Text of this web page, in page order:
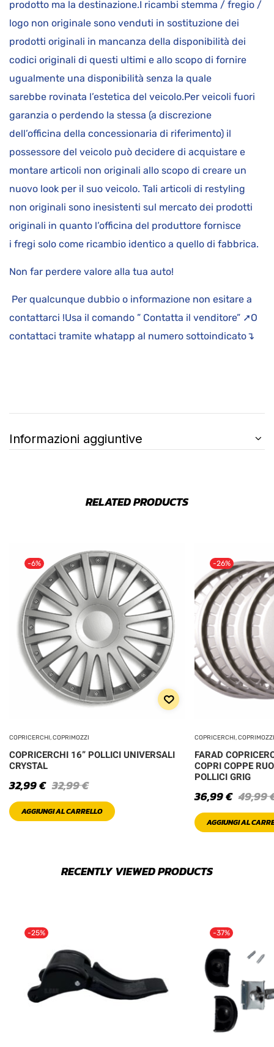
prodotto ma la destinazione.I ricambi stemma / fregio /
logo non originale sono venduti in sostituzione dei
prodotti originali in mancanza della disponibilità dei
codici originali di questi ultimi e allo scopo di fornire
ugualmente una disponibilità senza la quale
sarebbe rovinata l’estetica del veicolo.Per veicoli fuori
garanzia o perdendo la stessa (a discrezione
dell’officina della concessionaria di riferimento) il
possessore del veicolo può decidere di acquistare e
montare articoli non originali allo scopo di creare un
nuovo look per il suo veicolo. Tali articoli di restyling
non originali sono inesistenti sul mercato dei prodotti
originali in quanto l’officina del produttore fornisce
i fregi solo come ricambio identico a quello di fabbrica.
Non far perdere valore alla tua auto!
Per qualcunque dubbio o informazione non esitare a
contattarci !Usa il comando ” Contatta il venditore” ➚O
contattaci tramite whatapp al numero sottoindicato↴
Informazioni aggiuntive
RELATED PRODUCTS
-6%
COPRICERCHI, COPRIMOZZI
COPRICERCHI 16” POLLICI UNIVERSALI
CRYSTAL
32,99€
32,99€
AGGIUNGI AL CARRELLO
-26%
COPRICERCHI, COPRIMOZZI
FARAD
COPRI COPPE
POLLICI GRIG
49,99
36,99€
AGGIUNGI AL
RECENTLY VIEWED PRODUCTS
-25% -37%